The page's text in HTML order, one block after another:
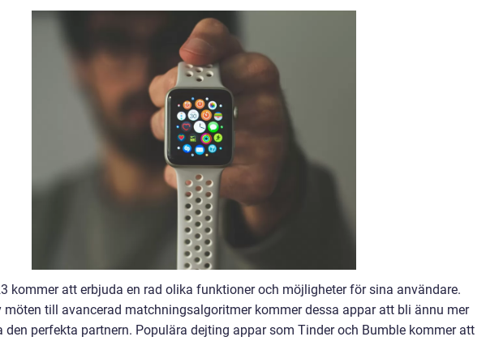
kommer att erbjuda en rad olika funktioner och möjligheter för sina användare.
möten till avancerad matchningsalgoritmer kommer dessa appar att bli ännu mer
perfekta partnern. Populära dejting appar som Tinder och Bumble kommer att